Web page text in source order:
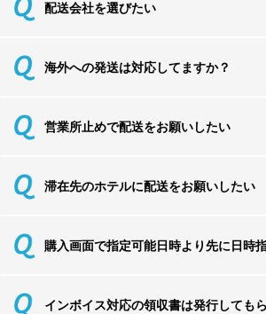
配送会社を選びたい
海外への発送は対応してますか？
営業所止めで配送をお願いしたい
滞在先のホテルに配送をお願いしたい
購入画面で指定可能日時より先に日時
インボイス対応の領収書は発行しても